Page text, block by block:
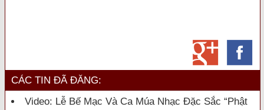
CÁC TIN ĐÃ ĐĂNG:
Video: Lễ Bế Mạc Và Ca Múa Nhạc Đặc Sắc “Phật